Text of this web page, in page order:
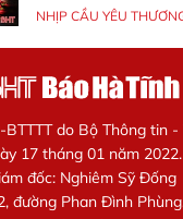
NHỊP CẦU YÊU
BTTTT do Bộ Thông tin
17 tháng 01 năm 2022.
đốc: Nghiêm Sỹ Đống
đường Phan Đình